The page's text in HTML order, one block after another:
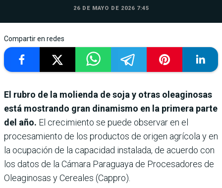
26 DE MAYO DE 2026 7:45
Compartir en redes
El rubro de la molienda de soja y otras oleaginosas
está mostrando gran dinamismo en la primera parte
del año. El crecimiento se puede observar en el
procesamiento de los productos de origen agrícola y en
la ocupación de la capacidad instalada, de acuerdo con
los datos de la Cámara Paraguaya de Procesadores de
Oleaginosas y Cereales (Cappro).